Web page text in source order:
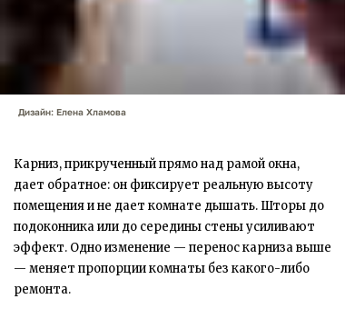
Дизайн: Елена Хламова
Карниз, прикрученный прямо над рамой окна,
дает обратное: он фиксирует реальную высоту
помещения и не дает комнате дышать. Шторы до
подоконника или до середины стены усиливают
эффект. Одно изменение — перенос карниза выше
— меняет пропорции комнаты без какого-либо
ремонта.